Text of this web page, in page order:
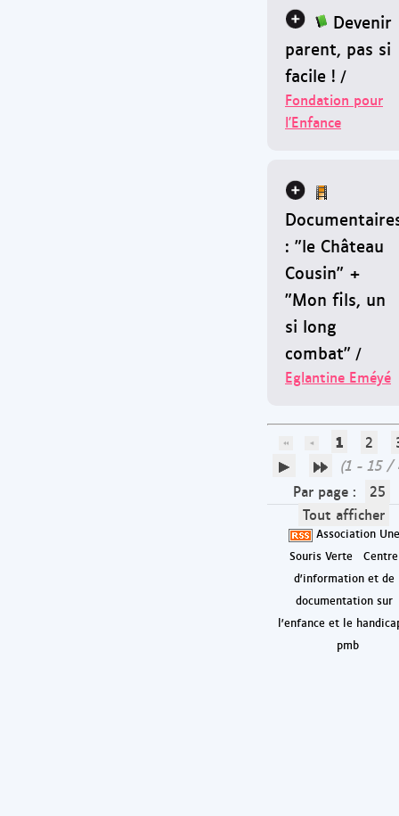
Devenir
parent, pas si
facile ! /
Fondation pour
l'Enfance
: "le Château
Cousin" +
"Mon fils, un
si long
combat" /
Eglantine Eméyé
1 2
(1 - 15 /
Par page :
25
Tout afficher
Association Une
Souris Verte
Centre
d'information et de
documentation sur
l'enfance et le
pmb